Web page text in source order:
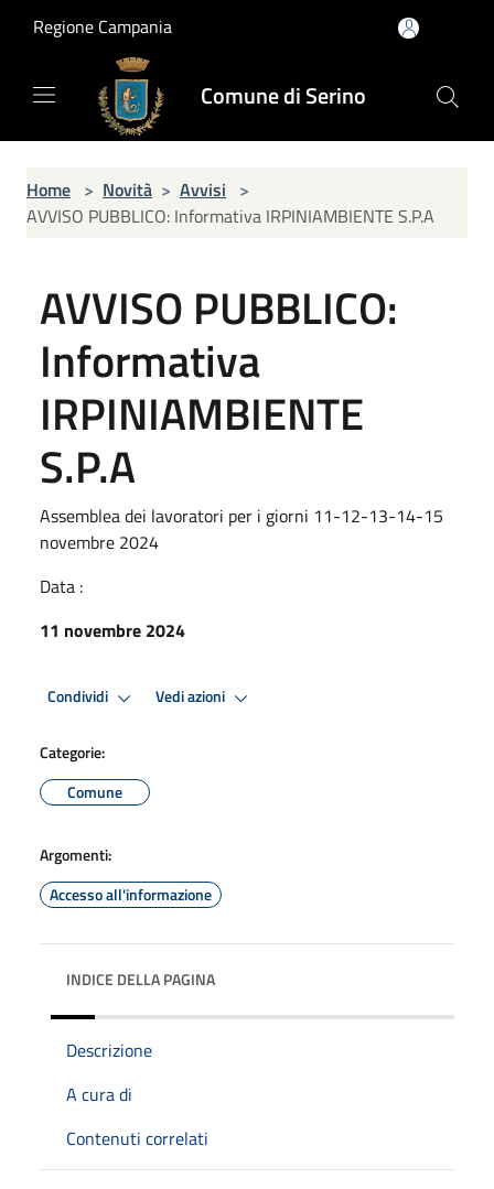
Regione Campania
Comune di Serino
Home > Novità > Avvisi >
AVVISO PUBBLICO: Informativa IRPINIAMBIENTE S.P.A
AVVISO PUBBLICO:
Informativa
IRPINIAMBIENTE
S.P.A
Assemblea dei lavoratori per i giorni 11-12-13-14-15
novembre 2024
Data :
11 novembre 2024
Condividi Vedi azioni
Categorie:
Comune
Argomenti:
Accesso all'informazione
INDICE DELLA PAGINA
Descrizione
A cura di
Contenuti correlati